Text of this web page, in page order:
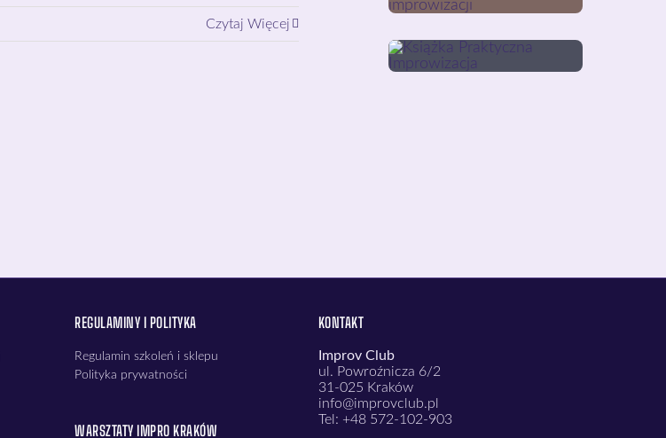
Czytaj Więcej
REGULAMINY I POLITYKA
Regulamin szkoleń i sklepu
Polityka prywatności
WARSZTATY IMPRO KRAKÓW
KONTAKT
Improv Club
ul. Powroźnicza 6/2
31-025 Kraków
info@improvclub.pl
Tel: +48 572-102-903